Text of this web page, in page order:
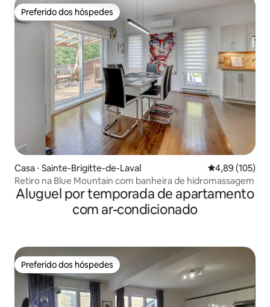
Preferido dos hóspedes
Preferido dos hóspedes
Casa ⋅ Sainte-Brigitte-de-Laval 4,89 de uma
4,89 (105)
Retiro na Blue Mountain com banheira de hidromassagem
Aluguel por temporada de apartamento
com ar-condicionado
Preferido dos hóspedes
Preferido dos hóspedes